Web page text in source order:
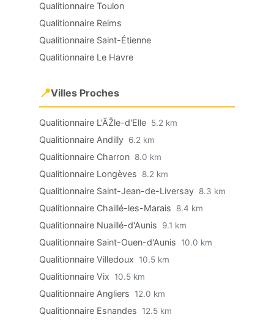
Qualitionnaire Toulon
Qualitionnaire Reims
Qualitionnaire Saint-Étienne
Qualitionnaire Le Havre
📍Villes Proches
Qualitionnaire L'ÃŽle-d'Elle 5.2 km
Qualitionnaire Andilly 6.2 km
Qualitionnaire Charron 8.0 km
Qualitionnaire Longèves 8.2 km
Qualitionnaire Saint-Jean-de-Liversay 8.3 km
Qualitionnaire Chaillé-les-Marais 8.4 km
Qualitionnaire Nuaillé-d'Aunis 9.1 km
Qualitionnaire Saint-Ouen-d'Aunis 10.0 km
Qualitionnaire Villedoux 10.5 km
Qualitionnaire Vix 10.5 km
Qualitionnaire Angliers 12.0 km
Qualitionnaire Esnandes 12.5 km